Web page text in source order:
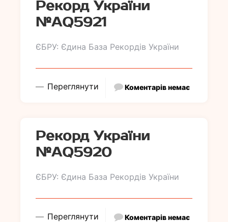
Рекорд України
№АQ5921
ЄБРУ: Єдина База Рекордів України
Переглянути Коментарів немає
Рекорд України
№АQ5920
ЄБРУ: Єдина База Рекордів України
Переглянути Коментарів немає